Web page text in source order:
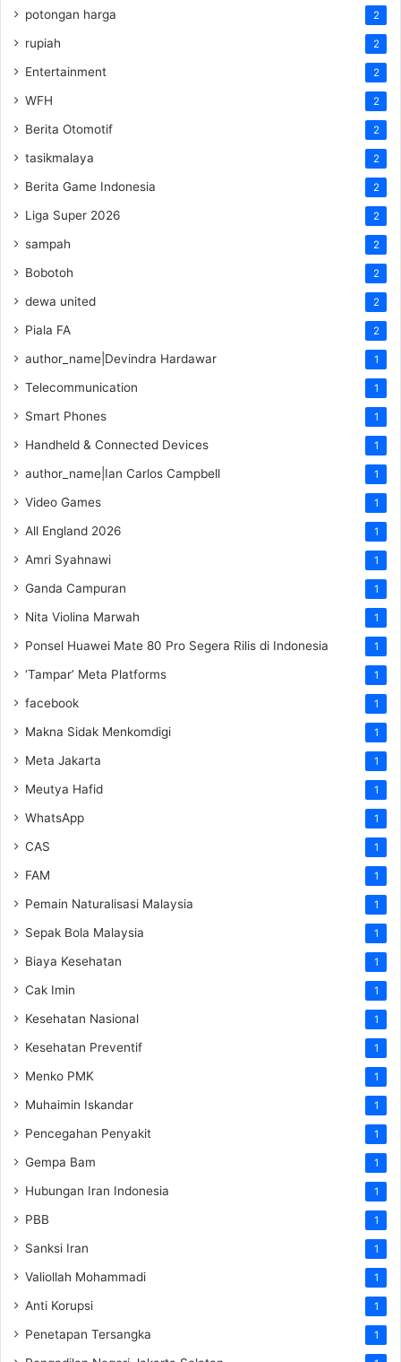
potongan harga 2
rupiah 2
Entertainment 2
WFH 2
Berita Otomotif 2
tasikmalaya 2
Berita Game Indonesia 2
Liga Super 2026 2
sampah 2
Bobotoh 2
dewa united 2
Piala FA 2
author_name|Devindra Hardawar 1
Telecommunication 1
Smart Phones 1
Handheld & Connected Devices 1
author_name|Ian Carlos Campbell 1
Video Games 1
All England 2026 1
Amri Syahnawi 1
Ganda Campuran 1
Nita Violina Marwah 1
Ponsel Huawei Mate 80 Pro Segera Rilis di Indonesia 1
‘Tampar’ Meta Platforms 1
facebook 1
Makna Sidak Menkomdigi 1
Meta Jakarta 1
Meutya Hafid 1
WhatsApp 1
CAS 1
FAM 1
Pemain Naturalisasi Malaysia 1
Sepak Bola Malaysia 1
Biaya Kesehatan 1
Cak Imin 1
Kesehatan Nasional 1
Kesehatan Preventif 1
Menko PMK 1
Muhaimin Iskandar 1
Pencegahan Penyakit 1
Gempa Bam 1
Hubungan Iran Indonesia 1
PBB 1
Sanksi Iran 1
Valiollah Mohammadi 1
Anti Korupsi 1
Penetapan Tersangka 1